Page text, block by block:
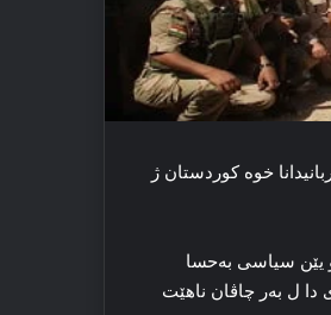
خوە كوردستان ژ
و یێن سیاسی بەحسا
ل بەر چاڤان ناھێت